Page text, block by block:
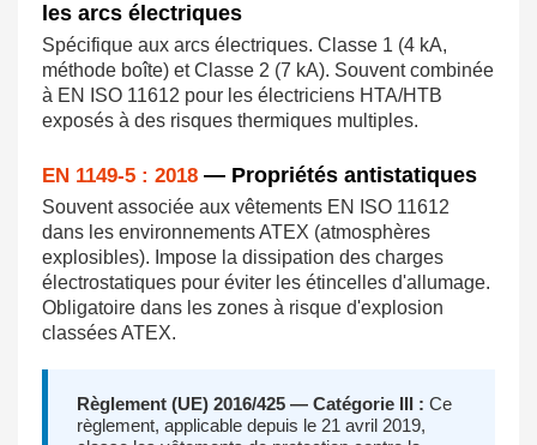
les arcs électriques
Spécifique aux arcs électriques. Classe 1 (4 kA,
méthode boîte) et Classe 2 (7 kA). Souvent combinée
à EN ISO 11612 pour les électriciens HTA/HTB
exposés à des risques thermiques multiples.
EN 1149-5 : 2018 — Propriétés antistatiques
Souvent associée aux vêtements EN ISO 11612
dans les environnements ATEX (atmosphères
explosibles). Impose la dissipation des charges
électrostatiques pour éviter les étincelles d'allumage.
Obligatoire dans les zones à risque d'explosion
classées ATEX.
Règlement (UE) 2016/425 — Catégorie III : Ce
règlement, applicable depuis le 21 avril 2019,